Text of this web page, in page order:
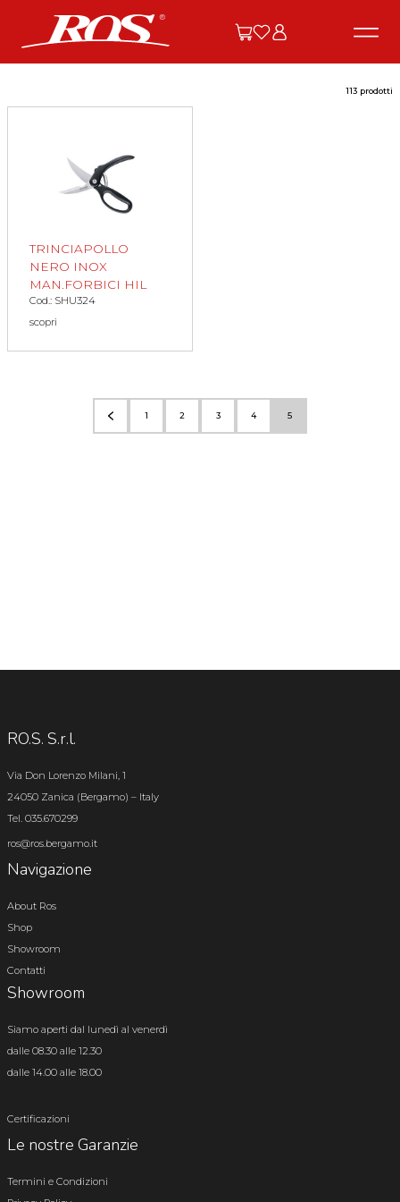
113 prodotti
TRINCIAPOLLO
NERO INOX
MAN.FORBICI HIL
Cod.: SHU324
scopri
1 2 3 4 5
RO.S. S.r.l.
Via Don Lorenzo Milani, 1
24050 Zanica (Bergamo) – Italy
Tel. 035.670299
ros@ros.bergamo.it
Navigazione
About Ros
Shop
Showroom
Contatti
Showroom
Siamo aperti dal lunedì al venerdì
dalle 08.30 alle 12.30
dalle 14.00 alle 18.00
Certificazioni
Le nostre Garanzie
Termini e Condizioni